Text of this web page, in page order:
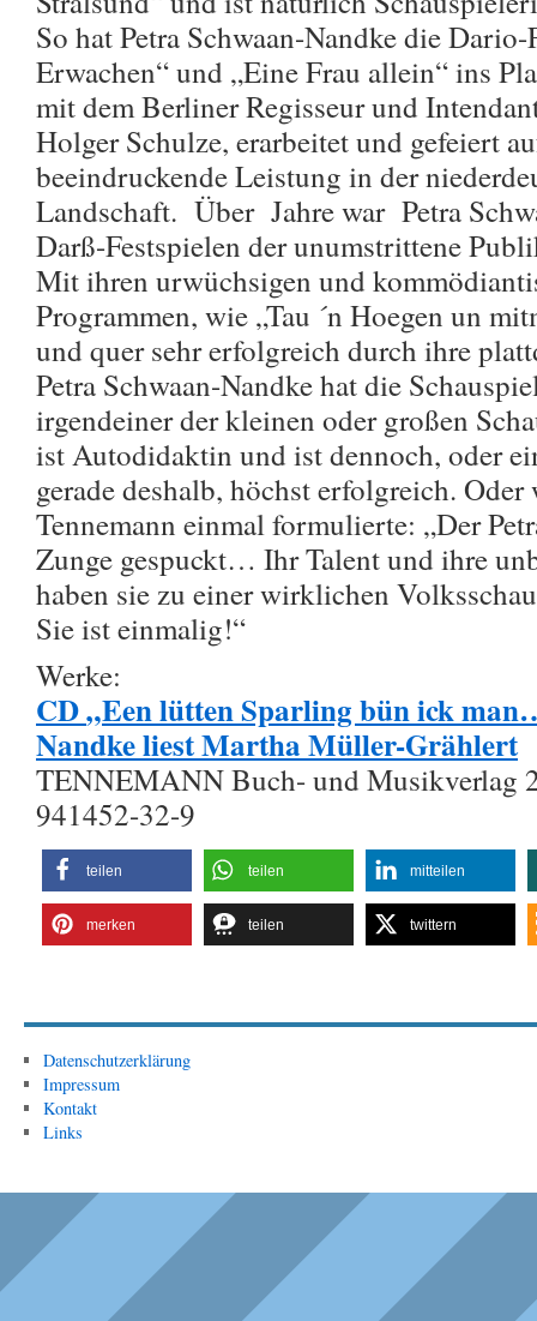
So hat Petra Schwaan-Nandke die
Erwachen“ und „Eine Frau allein“ ins
mit dem Berliner Regisseur und
Holger Schulze, erarbeitet und gefeiert
beeindruckende Leistung in der
Landschaft. Über Jahre war Petra
Darß-Festspielen der unumstrittene
Mit ihren urwüchsigen und
Programmen, wie „Tau ´n Hoegen un
und quer sehr erfolgreich durch ihre
Petra Schwaan-Nandke hat die
irgendeiner der kleinen oder großen
ist Autodidaktin und ist dennoch, oder
gerade deshalb, höchst erfolgreich.
Tennemann einmal formulierte: „Der
Zunge gespuckt… Ihr Talent und ihre
haben sie zu einer wirklichen
Sie ist einmalig!“
Werke:
CD„Een lütten Sparling bün ick
Nandke liest Martha Müller-Grählert
TENNEMANN Buch- und Musikverlag
941452-32-9
teilen teilen mitteilen
merken teilen twittern
Datenschutzerklärung
Impressum
Kontakt
Links